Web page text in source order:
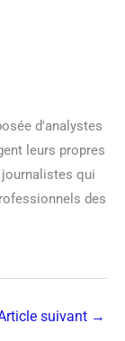
d'analystes
leurs propres
qui
des
suivant →